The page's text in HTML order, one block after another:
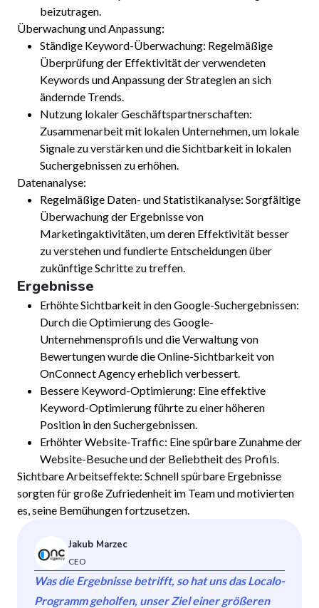
beizutragen.
Überwachung und Anpassung:
Ständige Keyword-Überwachung: Regelmäßige
Überprüfung der Effektivität der verwendeten
Keywords und Anpassung der Strategien an sich
ändernde Trends.
Nutzung lokaler Geschäftspartnerschaften:
Zusammenarbeit mit lokalen Unternehmen, um lokale
Signale zu verstärken und die Sichtbarkeit in lokalen
Suchergebnissen zu erhöhen.
Datenanalyse:
Regelmäßige Daten- und Statistikanalyse: Sorgfältige
Überwachung der Ergebnisse von
Marketingaktivitäten, um deren Effektivität besser
zu verstehen und fundierte Entscheidungen über
zukünftige Schritte zu treffen.
Ergebnisse
Erhöhte Sichtbarkeit in den Google-Suchergebnissen:
Durch die Optimierung des Google-
Unternehmensprofils und die Verwaltung von
Bewertungen wurde die Online-Sichtbarkeit von
OnConnect Agency erheblich verbessert.
Bessere Keyword-Optimierung: Eine effektive
Keyword-Optimierung führte zu einer höheren
Position in den Suchergebnissen.
Erhöhter Website-Traffic: Eine spürbare Zunahme der
Website-Besuche und der Beliebtheit des Profils.
Sichtbare Arbeitseffekte: Schnell spürbare Ergebnisse
sorgten für große Zufriedenheit im Team und motivierten
es, seine Bemühungen fortzusetzen.
Jakub Marzec
CEO
Was die Ergebnisse betrifft, so hat uns das Localo-
Programm geholfen, unser Ziel einer größeren